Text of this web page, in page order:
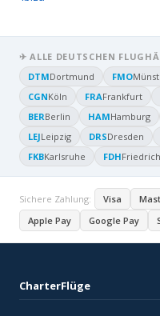
✈ ALLE DEUTSCHEN
DTMDortmund FMO
CGNKöln FRAFrankfurt
BERBerlin HAMHamburg
LEJLeipzig DRSDresden
FKBKarlsruhe FDH
Sichere Zahlung: Visa
Apple Pay
Google Pay
CharterFlüge